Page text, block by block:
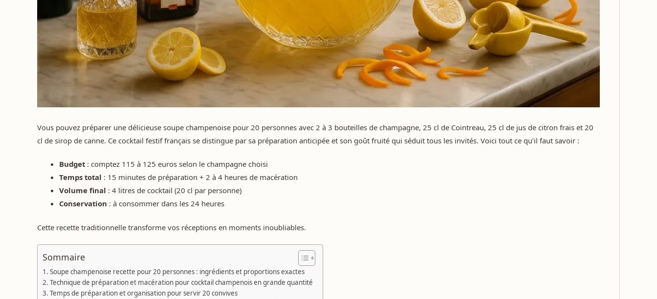
Vous pouvez préparer une délicieuse soupe champenoise pour 20 personnes avec 2 à 3 bouteilles de champagne, 25 cl de Cointreau, 25 cl de jus de citron frais et 20
cl de sirop de canne. Ce cocktail festif français se distingue par sa préparation anticipée et son goût fruité qui séduit tous les invités. Voici tout ce qu’il faut savoir :
Budget: comptez 115 à 125 euros selon le champagne choisi
Temps total : 15 minutes de préparation + 2 à 4 heures de macération
Volume final : 4 litres de cocktail (20 cl par personne)
Conservation : à consommer dans les 24 heures
Cette recette traditionnelle transforme vos réceptions en moments inoubliables.
Sommaire
Soupe champenoise recette pour 20 personnes : ingrédients et proportions exactes
Technique de préparation et macération pour cocktail champenois en grande quantité
Temps de préparation et organisation pour servir 20 convives